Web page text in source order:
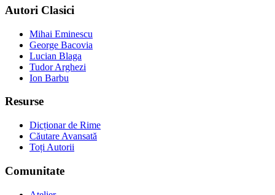
Autori Clasici
Mihai Eminescu
George Bacovia
Lucian Blaga
Tudor Arghezi
Ion Barbu
Resurse
Dicționar de Rime
Căutare Avansată
Toți Autorii
Comunitate